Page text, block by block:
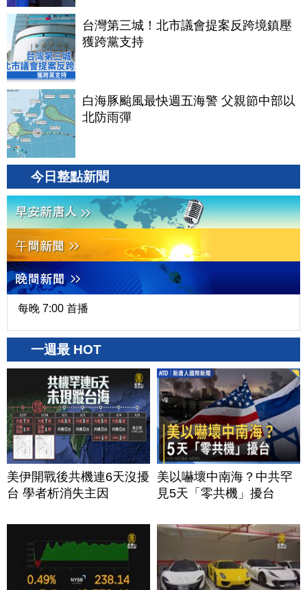
台灣第三城！北市議會提案反跨境鎮壓
獲跨黨支持
白海豚颱風最快週五海警 父親節中部以
北防雨彈
今日整點新聞
每晚 7:00 首播
一週最 HOT
美伊開戰後共機連6天沒擾
台 學者析消失主因
美以嚇壞中南海？中共罕
見5天「零共機」擾台